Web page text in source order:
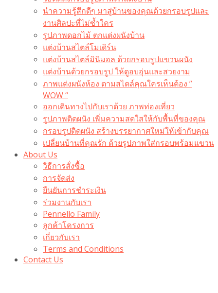
นำความรู้สึกดีๆ มาสู่บ้านของคุณด้วยกรอบรูปและ
งานศิลปะที่ไม่ซ้ำใคร
รูปภาพดอกไม้ ตกแต่งผนังบ้าน
แต่งบ้านสไตล์โมเดิร์น
แต่งบ้านสไตล์มินิมอล ด้วยกรอบรูปแขวนผนัง
แต่งบ้านด้วยกรอบรูป ให้ดูอบอุ่นและสวยงาม
ภาพแต่งผนังห้อง ตามสไตล์คุณใครเห็นต้อง ”
WOW “
ออกเดินทางไปกับเราด้วย ภาพท่องเที่ยว
รูปภาพติดผนัง เพิ่มความสดใสให้กับพื้นที่ของคุณ
กรอบรูปติดผนัง สร้างบรรยากาศใหม่ให้เข้ากับคุณ
เปลี่ยนบ้านที่คุณรัก ด้วยรูปภาพใส่กรอบพร้อมแขวน​
About Us
วิธีการสั่งซื้อ
การจัดส่ง
ยืนยันการชำระเงิน
ร่วมงานกับเรา
Pennello Family
ลูกค้าโครงการ
เกี่ยวกับเรา
Terms and Conditions
Contact Us